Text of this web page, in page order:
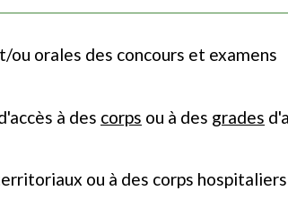
orales des concours et examens
à des corps ou à des grades
ou à des corps